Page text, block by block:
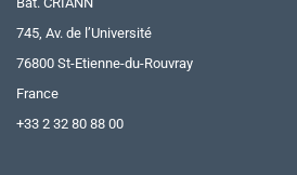
745, Av. de l’Université
76800 St-Etienne-du-Rouvray
France
+33 2 32 80 88 00